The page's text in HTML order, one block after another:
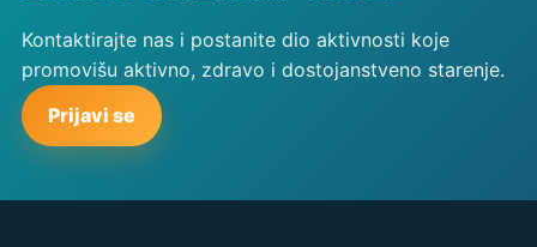
Kontaktirajte nas i postanite dio aktivnosti koje
promovišu aktivno, zdravo i dostojanstveno starenje.
Prijavi se